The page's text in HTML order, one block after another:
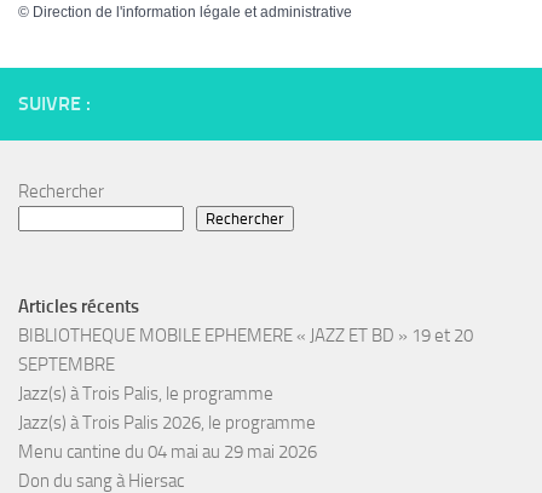
© Direction de l'information légale et administrative
SUIVRE :
Rechercher
Rechercher
Articles récents
BIBLIOTHEQUE MOBILE EPHEMERE « JAZZ ET BD » 19 et 20
SEPTEMBRE
Jazz(s) à Trois Palis, le programme
Jazz(s) à Trois Palis 2026, le programme
Menu cantine du 04 mai au 29 mai 2026
Don du sang à Hiersac